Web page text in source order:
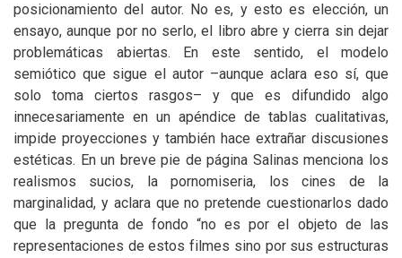
posicionamiento del autor. No es, y esto es elección, un
ensayo, aunque por no serlo, el libro abre y cierra sin dejar
problemáticas abiertas. En este sentido, el modelo
semiótico que sigue el autor –aunque aclara eso sí, que
solo toma ciertos rasgos– y que es difundido algo
innecesariamente en un apéndice de tablas cualitativas,
impide proyecciones y también hace extrañar discusiones
estéticas. En un breve pie de página Salinas menciona los
realismos sucios, la pornomiseria, los cines de la
marginalidad, y aclara que no pretende cuestionarlos dado
que la pregunta de fondo “no es por el objeto de las
representaciones de estos filmes sino por sus estructuras